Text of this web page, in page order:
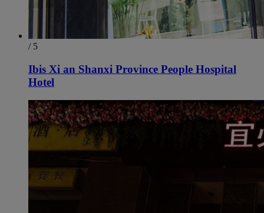
/ 5
Ibis Xi an Shanxi Province People Hospital
Hotel